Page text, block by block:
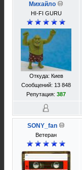
Михайло
HI-FI GURU
Откуда: Киев
Сообщений: 13 848
Репутация: 387
SONY_fan
Ветеран